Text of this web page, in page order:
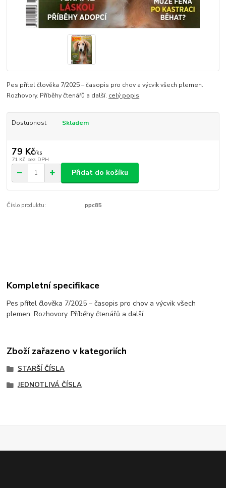
Pes přítel člověka 7/2025 – časopis pro chov a výcvik všech plemen.
Rozhovory. Příběhy čtenářů a další. celý popis
Dostupnost Skladem
79 Kč/ks
71 Kč bez DPH
Přidat do košíku
Číslo produktu: ppc85
Kompletní specifikace
Pes přítel člověka 7/2025 – časopis pro chov a výcvik všech
plemen. Rozhovory. Příběhy čtenářů a další.
Zboží zařazeno v kategoriích
STARŠÍ ČÍSLA
JEDNOTLIVÁ ČÍSLA